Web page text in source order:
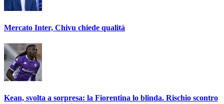
Mercato Inter, Chivu chiede qualità
Kean, svolta a sorpresa: la Fiorentina lo blinda. Rischio scontro